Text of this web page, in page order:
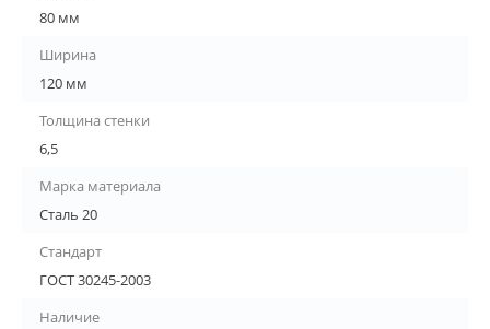
80 мм
Ширина
120 мм
Толщина стенки
6,5
Марка материала
Сталь 20
Стандарт
ГОСТ 30245-2003
Наличие